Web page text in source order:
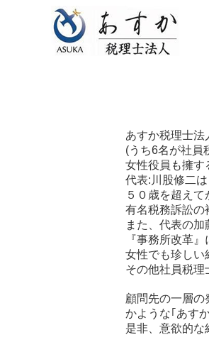
あすか税理士法
(うち6名が社員
女性役員も擁す
代表:川股修二
５０歳を超え
有名税務訴訟の
また、代表の
『事務所改革
女性でも珍しい
その他社員税理
顧問先の一層の
かような｢あす
是非、意欲的な